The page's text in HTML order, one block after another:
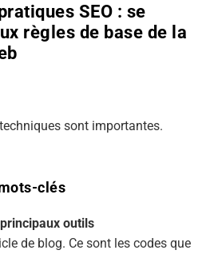
SEO : se
règles de base de la
sont importantes.
clés
principaux outils
de blog. Ce sont les codes que